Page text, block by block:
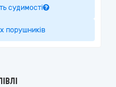
судимості
порушників